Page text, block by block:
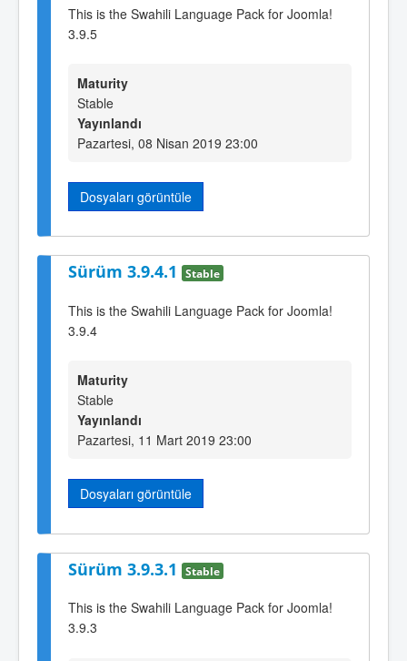
This is the Swahili Language Pack for Joomla!
3.9.5
Maturity
Stable
Yayınlandı
Pazartesi, 08 Nisan 2019 23:00
Dosyaları görüntüle
Sürüm 3.9.4.1 Stable
This is the Swahili Language Pack for Joomla!
3.9.4
Maturity
Stable
Yayınlandı
Pazartesi, 11 Mart 2019 23:00
Dosyaları görüntüle
Sürüm 3.9.3.1 Stable
This is the Swahili Language Pack for Joomla!
3.9.3